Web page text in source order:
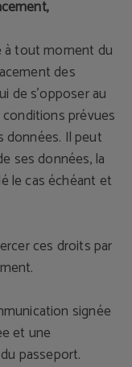
à tout moment du
des
de s'opposer au
prévues
données. Il peut
ses données, la
le cas échéant et
ces droits par
signée
et une
passeport.